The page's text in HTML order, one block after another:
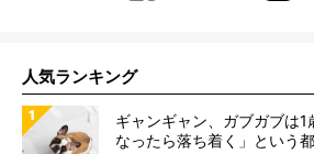
人気ランキング
ギャンギャン、ガブガブは1
なったら落ち着く」という